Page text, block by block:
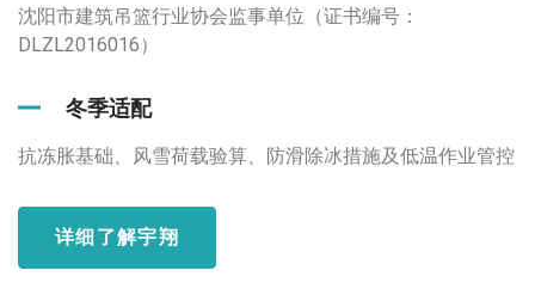
沈阳市建筑吊篮行业协会监事单位（证书编号：
DLZL2016016）
冬季适配
抗冻胀基础、风雪荷载验算、防滑除冰措施及低温作业管控
详细了解宇翔